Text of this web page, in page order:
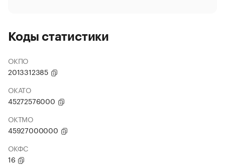
Коды статистики
ОКПО
2013312385
ОКАТО
45272576000
ОКТМО
45927000000
ОКФС
16